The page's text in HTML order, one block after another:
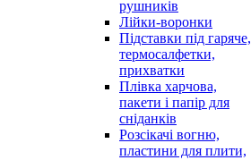
рушників
Лійки-воронки
Підставки під гаряче,
термосалфетки,
прихватки
Плівка харчова,
пакети і папір для
сніданків
Розсікачі вогню,
пластини для плити,